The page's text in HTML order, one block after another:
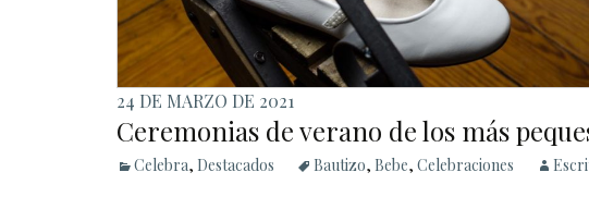
24 DE MARZO DE 2021
Ceremonias de verano de los más
Celebra, Destacados Bautizo, Bebe, Celebraciones